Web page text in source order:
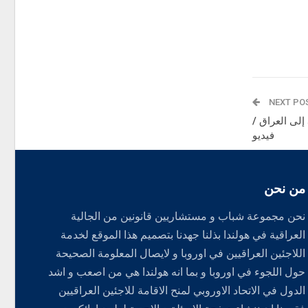
NEXT
إلى العراق /
فيديو
من نحن
نحن مجموعة شباب و مستشاريين قانونين من الجالية
العراقية في هولندا بذلنا جهدنا بتصميم هذا الموقع لخدمة
اللاجئين العراقيين في اوروبا و لايصال المعلومة الصحيحة
حول اللجوء في اوروبا و بما انه هولندا هي من اصعب و اشد
الدول في الاتحاد الاوروبي لمنح الاقامة للاجئين العراقيين